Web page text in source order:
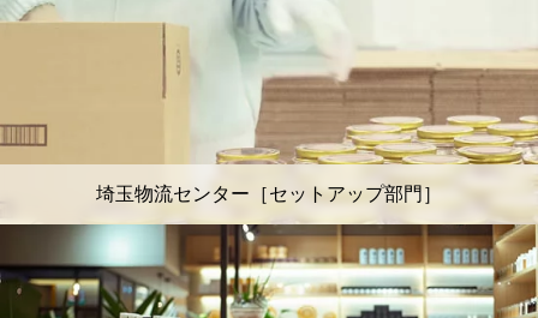
埼玉物流センター［セットアップ部門］